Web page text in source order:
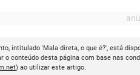
intitulado 'Mala direta, o que é?', está
o conteúdo desta página com base nas
) ao utilizar este artigo.